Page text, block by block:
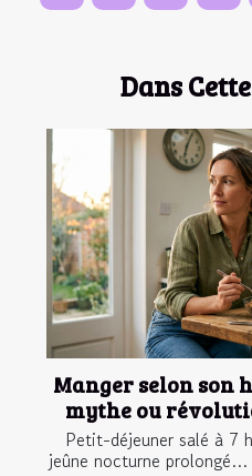
Dans
Manger selon son
mythe ou
Petit-déjeuner salé à 7
jeûne nocturne prolongé…